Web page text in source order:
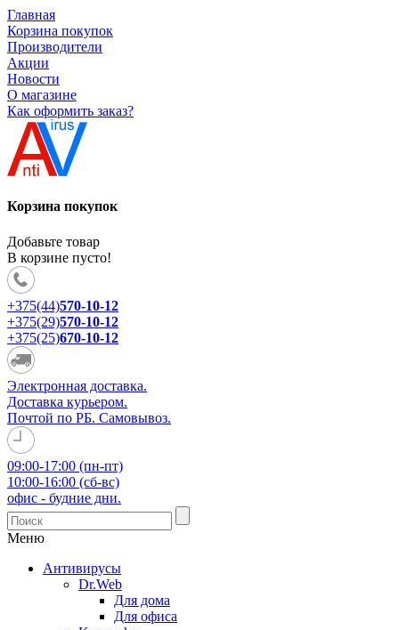
Главная
Корзина покупок
Производители
Акции
Новости
О магазине
Как оформить заказ?
Корзина покупок
Добавьте товар
В корзине пусто!
+375(44)570-10-12
+375(29)570-10-12
+375(25)670-10-12
Электронная доставка.
Доставка курьером.
Почтой по РБ. Самовывоз.
09:00-17:00 (пн-пт)
10:00-16:00 (сб-вс)
офис - будние дни.
Меню
Антивирусы
Dr.Web
Для дома
Для офиса